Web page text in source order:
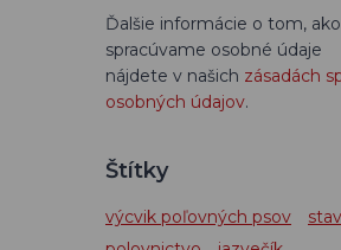
Ďalšie informácie o tom, ako
spracúvame osobné údaje
nájdete v našich zásadách
osobných údajov.
Štítky
výcvik poľovných psov